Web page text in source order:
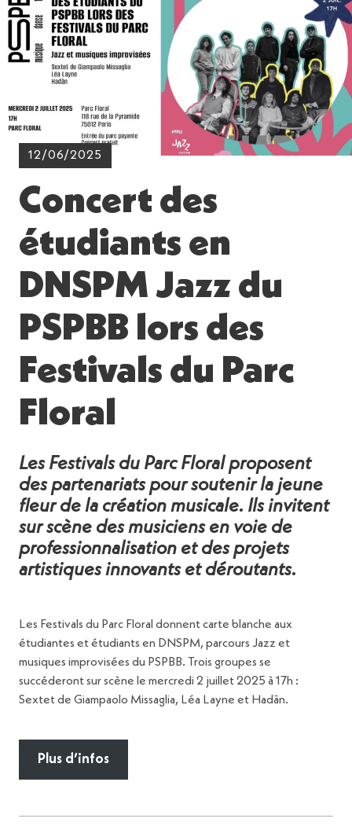
12/06/2025
Concert des
étudiants en
DNSPM Jazz du
PSPBB lors des
Festivals du Parc
Floral
Les Festivals du Parc Floral proposent
des partenariats pour soutenir la jeune
fleur de la création musicale. Ils invitent
sur scène des musiciens en voie de
professionnalisation et des projets
artistiques innovants et déroutants.
Les Festivals du Parc Floral donnent carte blanche aux
étudiantes et étudiants en DNSPM, parcours Jazz et
musiques improvisées du PSPBB. Trois groupes se
succéderont sur scène le mercredi 2 juillet 2025 à 17h :
Sextet de Giampaolo Missaglia, Léa Layne et Hadãn.
Plus d’infos